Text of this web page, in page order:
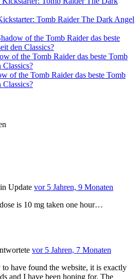
Tomb Raider The Dark Angel
of the Tomb Raider das beste
den Classics?
of the Tomb Raider das beste Tomb
Classics?
of the Tomb Raider das beste Tomb
Classics?
Update vor 5 Jahren, 9 Monaten
is 10 mg taken one hour…
vor 5 Jahren, 7 Monaten
to have found the website, it is exactly
and I have been hoping for. The